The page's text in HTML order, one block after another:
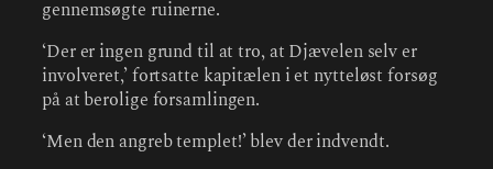
gennemsøgte ruinerne.
‘Der er ingen grund til at tro, at Djævelen selv er
involveret,’ fortsatte kapitælen i et nytteløst forsøg
på at berolige forsamlingen.
‘Men den angreb templet!’ blev der indvendt.